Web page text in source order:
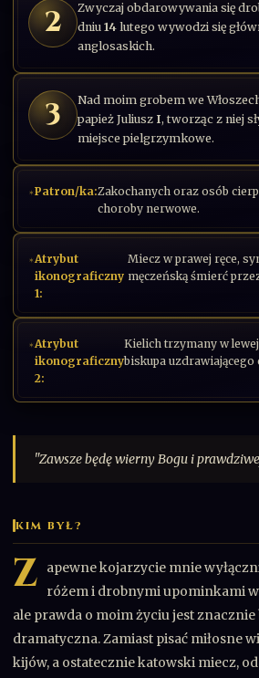
2
Zwyczaj obdarowywania się
dniu 14 lutego wywodzi się
anglosaskich.
3
Nad moim grobem we
papież Juliusz I, tworząc z niej
miejsce pielgrzymkowe.
Patron/ka:Zakochanych oraz osób
choroby nerwowe.
Atrybut
ikonograficzny
1:
Miecz w prawej ręce,
męczeńską śmierć
Atrybut
ikonograficzny
2:
Kielich trzymany w
biskupa uzdrawiającego
"Zawsze będę wierny Bogu i
KIM BYŁ?
Z
apewne kojarzycie mnie
różem i drobnymi upominkami
ale prawda o moim życiu jest
dramatyczna. Zamiast pisać miłosne
kijów, a ostatecznie katowski miecz,